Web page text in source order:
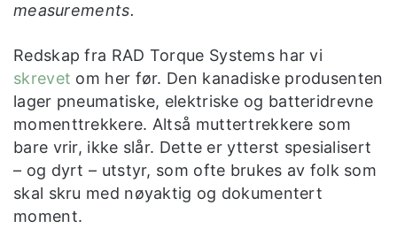
measurements.
Redskap fra RAD Torque Systems har vi
skrevet om her før. Den kanadiske produsenten
lager pneumatiske, elektriske og batteridrevne
momenttrekkere. Altså muttertrekkere som
bare vrir, ikke slår. Dette er ytterst spesialisert
– og dyrt – utstyr, som ofte brukes av folk som
skal skru med nøyaktig og dokumentert
moment.